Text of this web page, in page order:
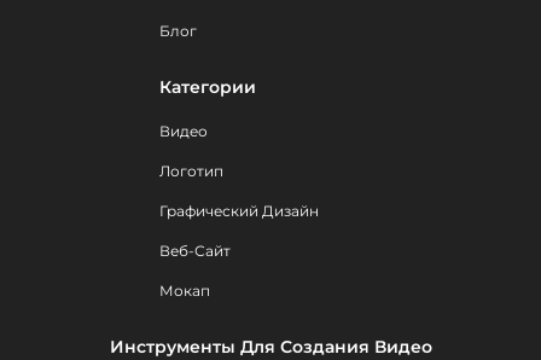
Блог
Категории
Видео
Логотип
Графический Дизайн
Веб-Сайт
Мокап
Инструменты Для Создания Видео